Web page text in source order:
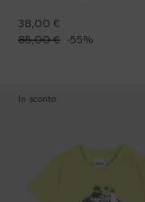
38,00 €
85,00 € -55%
In sconto